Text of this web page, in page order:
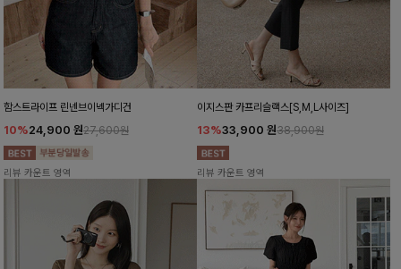
함스트라이프 린넨브이넥가디건
10%24,900 원27,600원
리뷰 카운트 영역
이지스판 카프리슬랙스[S,M,L사이즈]
13%33,900 원38,900원
리뷰 카운트 영역